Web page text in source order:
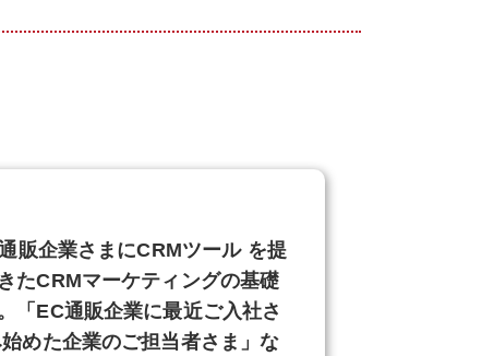
販企業さまにCRMツール を提
たCRMマーケティングの基礎
「EC通販企業に最近ご入社さ
めた企業のご担当者さま」な